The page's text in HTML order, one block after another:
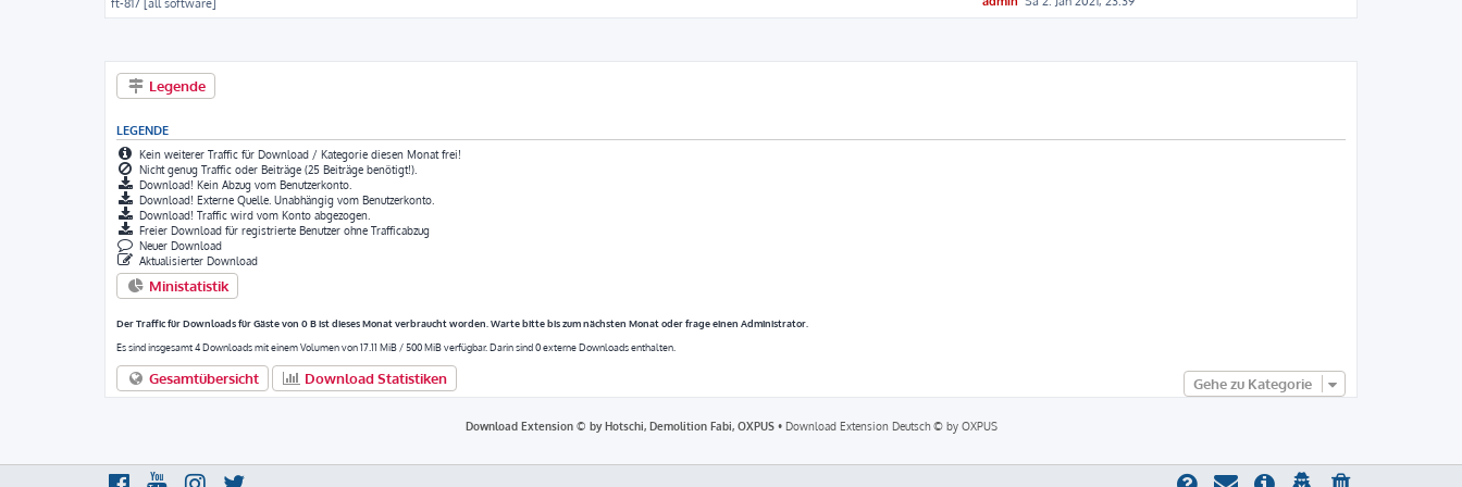
Legende
LEGENDE
Kein weiterer Traffic für Download / Kategorie diesen Monat frei!
Nicht genug Traffic oder Beiträge (25 Beiträge benötigt!).
Download! Kein Abzug vom Benutzerkonto.
Download! Externe Quelle. Unabhängig vom Benutzerkonto.
Download! Traffic wird vom Konto abgezogen.
Freier Download für registrierte Benutzer ohne Trafficabzug
Neuer Download
Aktualisierter Download
Ministatistik
Der Traffic für Downloads für Gäste von 0 B ist dieses Monat verbraucht worden. Warte bitte bis zum nächsten Monat oder frage einen Administrator.
Es sind insgesamt 4 Downloads mit einem Volumen von 17.11 MiB / 500 MiB verfügbar. Darin sind 0 externe Downloads enthalten.
Gesamtübersicht Download Statistiken Gehe zu Kategorie
Download Extension © by Hotschi, Demolition Fabi, OXPUS• Download Extension Deutsch © by OXPUS